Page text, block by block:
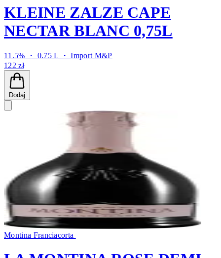
KLEINE ZALZE CAPE
NECTAR BLANC 0,75L
11.5% ・ 0.75 L ・Import M&P
122 zł
Dodaj
Montina Franciacorta